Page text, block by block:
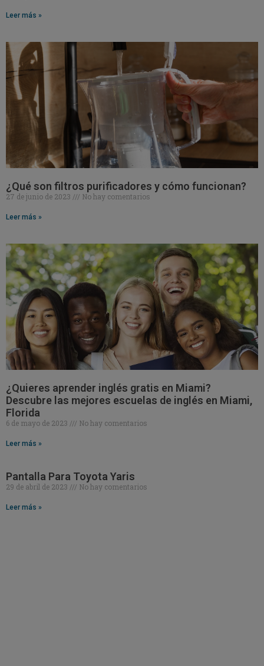
Leer más »
¿Qué son filtros purificadores y cómo funcionan?
27 de junio de 2023 No hay comentarios
Leer más »
¿Quieres aprender inglés gratis en Miami?
Descubre las mejores escuelas de inglés en Miami,
Florida
6 de mayo de 2023 No hay comentarios
Leer más »
Pantalla Para Toyota Yaris
29 de abril de 2023 No hay comentarios
Leer más »